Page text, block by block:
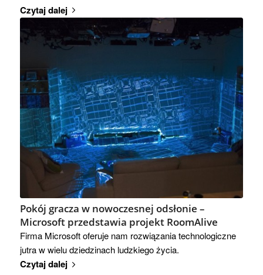
Czytaj dalej
Pokój gracza w nowoczesnej odsłonie –
Microsoft przedstawia projekt RoomAlive
Firma Microsoft oferuje nam rozwiązania technologiczne
jutra w wielu dziedzinach ludzkiego życia.
Czytaj dalej